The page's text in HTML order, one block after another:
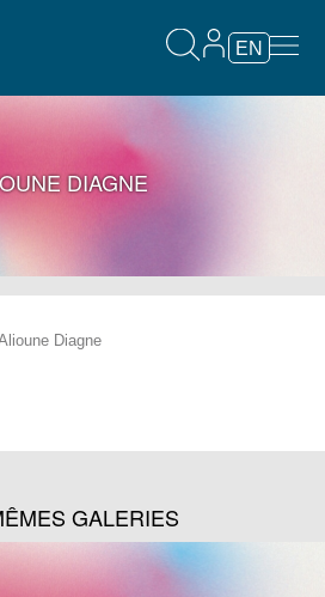
EN
DIAGNE
Diagne
GALERIES